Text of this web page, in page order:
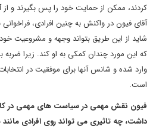
کردند، ممکن از حمایت خود را پس بگیرند و از
آقای فیون در واکنش به چنین افرادی،
شاید از این طریق بتواند وجهه و مشروعیت خود
که این مورد چندان کمکی به او کند. زیرا
وارد شده و شانس آنها برای موفقیت در
است.
فیون نقش مهمی در سیاست های مهمی در کار
داشت، چه تاثیری می تواند روی افرادی مانند